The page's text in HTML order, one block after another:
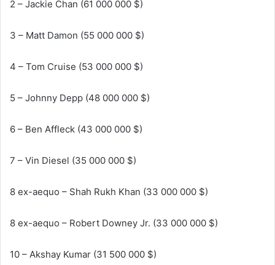
2 – Jackie Chan (61 000 000 $)
3 – Matt Damon (55 000 000 $)
4 – Tom Cruise (53 000 000 $)
5 – Johnny Depp (48 000 000 $)
6 – Ben Affleck (43 000 000 $)
7 – Vin Diesel (35 000 000 $)
8 ex-aequo – Shah Rukh Khan (33 000 000 $)
8 ex-aequo – Robert Downey Jr. (33 000 000 $)
10 – Akshay Kumar (31 500 000 $)